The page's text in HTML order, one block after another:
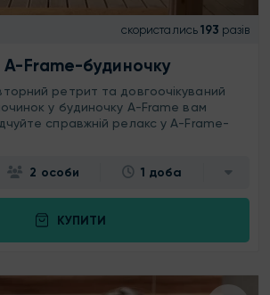
скористались 193 разів
A-Frame-будиночку
ретрит та довгоочікуваний
у будиночку A-Frame вам
справжній релакс у A-Frame-
2 особи 1 доба
КУПИТИ